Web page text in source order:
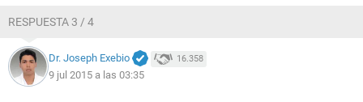
RESPUESTA 3 / 4
Dr. Joseph Exebio 16.358
9 jul 2015 a las 03:35